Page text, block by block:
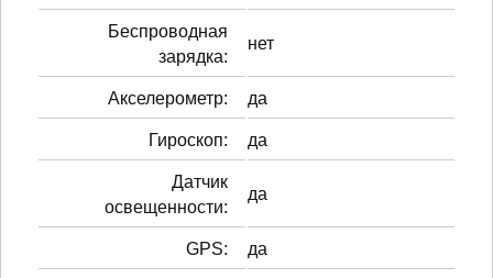
Беспроводная
зарядка:
нет
Акселерометр: да
Гироскоп: да
Датчик
освещенности:
да
GPS: да